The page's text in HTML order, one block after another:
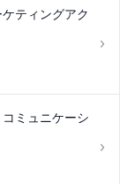
ティングアク
›
ミュニケーシ
›